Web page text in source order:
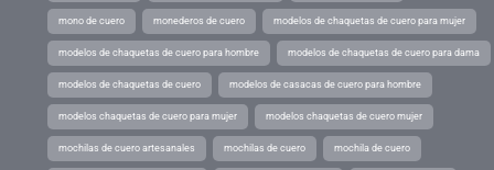
mono de cuero monederos de cuero modelos de chaquetas de cuero para mujer
modelos de chaquetas de cuero para hombre modelos de chaquetas de cuero para dama
modelos de chaquetas de cuero modelos de casacas de cuero para hombre
modelos chaquetas de cuero para mujer modelos chaquetas de cuero mujer
mochilas de cuero artesanales mochilas de cuero mochila de cuero